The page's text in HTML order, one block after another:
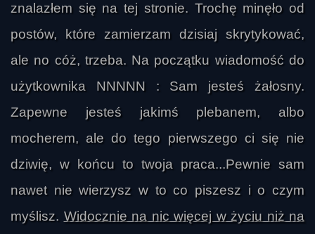
znalazłem się na tej stronie. Trochę minęło od
postów, które zamierzam dzisiaj skrytykować,
ale no cóż, trzeba. Na początku wiadomość do
użytkownika NNNNN : Sam jesteś żałosny.
Zapewne jesteś jakimś plebanem, albo
mocherem, ale do tego pierwszego ci się nie
dziwię, w końcu to twoja praca...Pewnie sam
nawet nie wierzysz w to co piszesz i o czym
myślisz. Widocznie na nic więcej w życiu niż na